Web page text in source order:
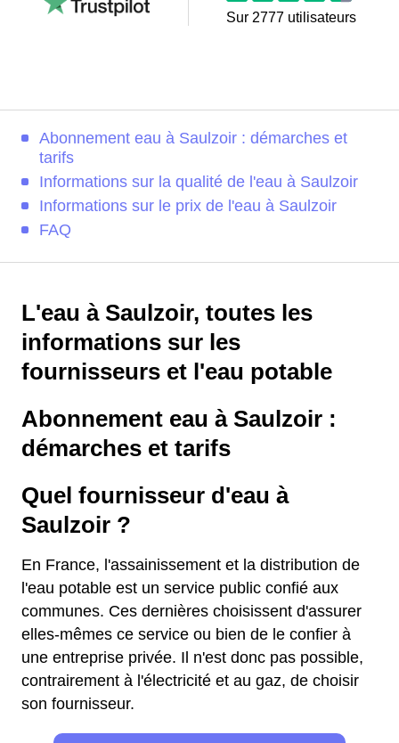
Sur 2777 utilisateurs
Abonnement eau à Saulzoir : démarches et
tarifs
Informations sur la qualité de l'eau à Saulzoir
Informations sur le prix de l'eau à Saulzoir
FAQ
L'eau à Saulzoir, toutes les
informations sur les
fournisseurs et l'eau potable
Abonnement eau à Saulzoir :
démarches et tarifs
Quel fournisseur d'eau à
Saulzoir ?
En France, l'assainissement et la distribution de
l'eau potable est un service public confié aux
communes. Ces dernières choisissent d'assurer
elles-mêmes ce service ou bien de le confier à
une entreprise privée. Il n'est donc pas possible,
contrairement à l'électricité et au gaz, de choisir
son fournisseur.